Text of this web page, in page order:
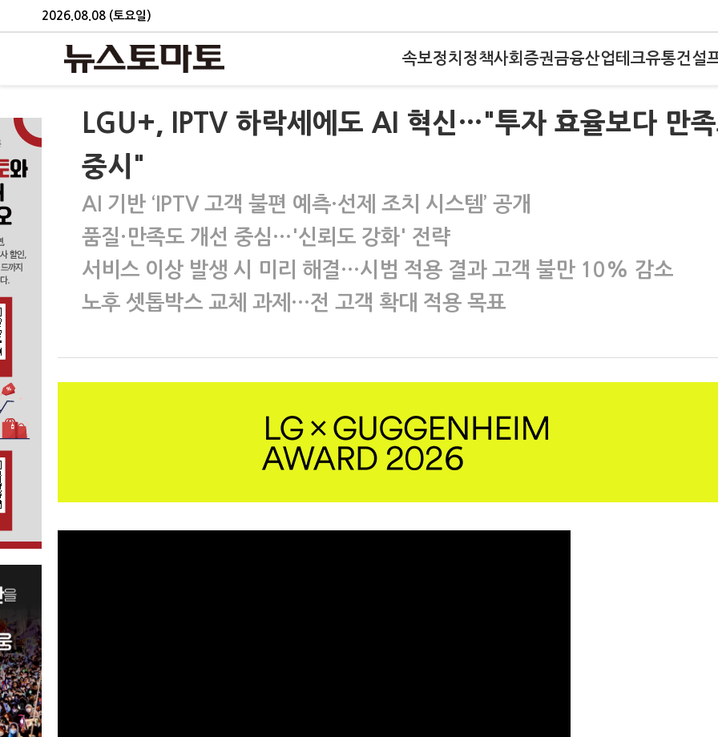
2026.08.08 (토요일)
속보정치 정책사회 증권금융산업테크유통건설
LGU+, IPTV 하락세에도 AI 혁신…"투자 효율보다 만
중시"
AI 기반 ‘IPTV 고객 불편 예측·선제 조치 시스템’ 공개
품질·만족도 개선 중심…'신뢰도 강화' 전략
서비스 이상 발생 시 미리 해결…시범 적용 결과 고객 불만 10% 감소
노후 셋톱박스 교체 과제…전 고객 확대 적용 목표